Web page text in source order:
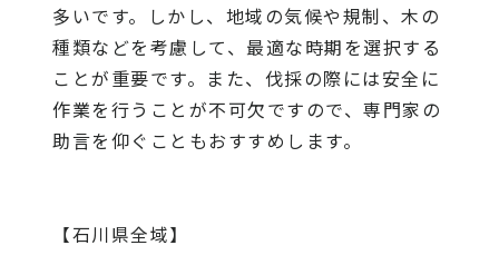
多いです。しかし、地域の気候や規制、木の
種類などを考慮して、最適な時期を選択する
ことが重要です。また、伐採の際には安全に
作業を行うことが不可欠ですので、専門家の
助言を仰ぐこともおすすめします。
【石川県全域】